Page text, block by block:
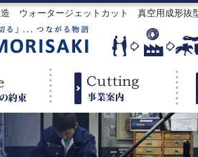
造 ウォータージェットカット 真空用成形